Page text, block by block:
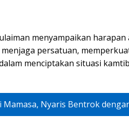
menyampaikan
persatuan,
menciptakan situasi
Nyaris Bentrok